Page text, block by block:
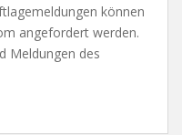
können
angefordert werden.
Meldungen des